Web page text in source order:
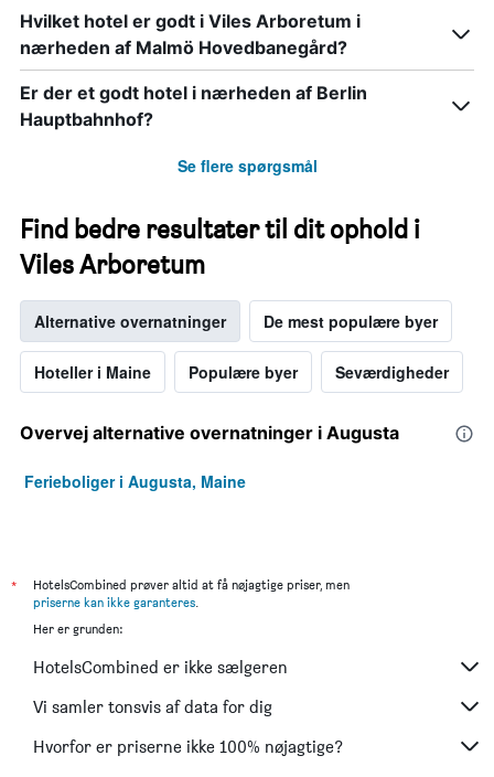
Hvilket hotel er godt i Viles Arboretum i
nærheden af Malmö Hovedbanegård?
Er der et godt hotel i nærheden af Berlin
Hauptbahnhof?
Se flere spørgsmål
Find bedre resultater til dit ophold i
Viles Arboretum
Alternative overnatninger De mest populære byer
Hoteller i Maine Populære byer Seværdigheder
Overvej alternative overnatninger i Augusta
Ferieboliger i Augusta, Maine
*
HotelsCombined prøver altid at få nøjagtige priser, men
priserne kan ikke garanteres.
Her er grunden:
HotelsCombined er ikke sælgeren
Vi samler tonsvis af data for dig
Hvorfor er priserne ikke 100% nøjagtige?